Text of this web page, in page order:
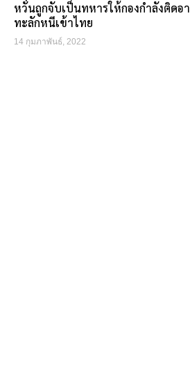
หวั่นถูกจับเป็นทหารให้กองกำลังติดอ
ทะลักหนีเข้าไทย
14 กุมภาพันธ์, 2022